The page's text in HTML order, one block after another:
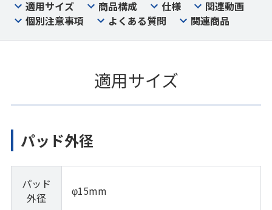
適用サイズ 商品構成 仕様
関連動画
個別注意事項
よくある質問 関連商品
適用サイズ
パッド外径
パッド
外径
φ15mm